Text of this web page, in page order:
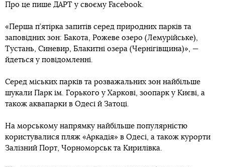
Про це пише ДАРТ у своєму Facebook.
«Перша п’ятірка запитів серед природних парків та
заповідних зон: Бакота, Рожеве озеро (Лемурійське),
Тустань, Синевир, Блакитні озера (Чернігівщина)», —
йдеться у повідомленні.
Серед міських парків та розважальних зон найбільше
шукали Парк ім. Горького у Харкові, зоопарк у Києві, а
також аквапарки в Одесі й Затоці.
На морському напрямку найбільше популярністю
користувалися пляж «Аркадія» в Одесі, а також курорти
Залізний Порт, Чорноморськ та Кирилівка.